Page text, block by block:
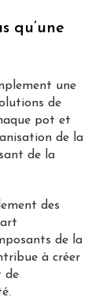
qu’une
une
de
pot et
de la
de la
des
de la
à créer
de